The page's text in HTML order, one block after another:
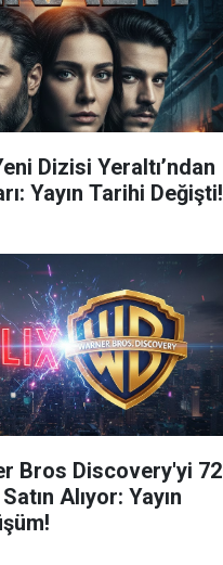
Dizisi Yeraltı’ndan
Yayın Tarihi Değişti!
Bros Discovery'yi 72
Alıyor: Yayın